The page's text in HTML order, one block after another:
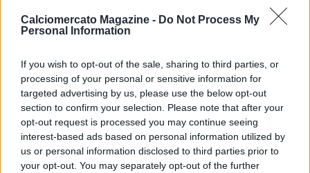
Calciomercato Magazine - Do Not Process My
Personal Information
If you wish to opt-out of the sale, sharing to third parties, or
processing of your personal or sensitive information for
targeted advertising by us, please use the below opt-out
section to confirm your selection. Please note that after your
opt-out request is processed you may continue seeing
interest-based ads based on personal information utilized by
us or personal information disclosed to third parties prior to
your opt-out. You may separately opt-out of the further
03/06/2026 - 07:45
esercitato l'opzione per il rinnovo dei contratti di Davide
Zappacosta (2027) e Gianluca Scamacca (2028)".